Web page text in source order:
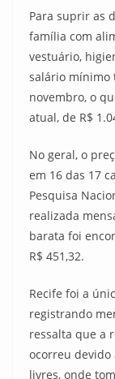
Para suprir as
família com
vestuário,
salário mínimo
novembro, o
atual, de R$
No geral, o
em 16 das 17
Pesquisa
realizada
barata foi
R$ 451,32.
Recife foi a
registrando
ressalta que a
ocorreu devido
livres, onde